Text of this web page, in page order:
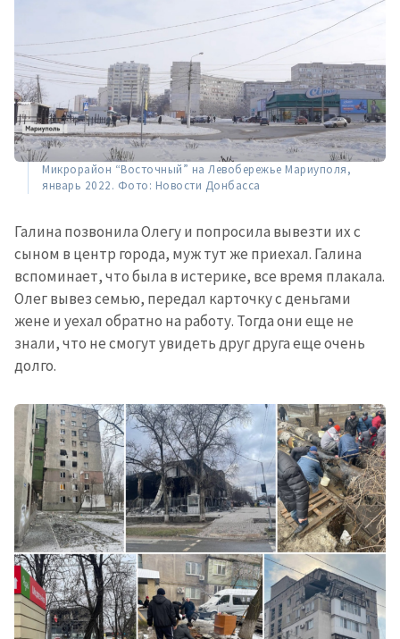
Микрорайон “Восточный” на Левобережье Мариуполя,
январь 2022. Фото: Новости Донбасса
Галина позвонила Олегу и попросила вывезти их с
сыном в центр города, муж тут же приехал. Галина
вспоминает, что была в истерике, все время плакала.
Олег вывез семью, передал карточку с деньгами
жене и уехал обратно на работу. Тогда они еще не
знали, что не смогут увидеть друг друга еще очень
долго.